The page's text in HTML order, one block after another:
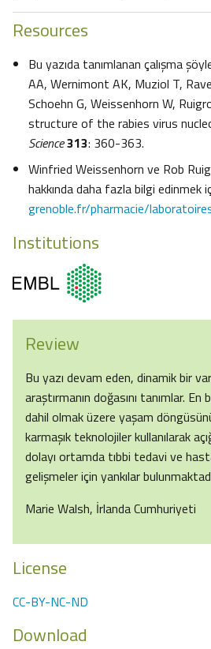
Resources
Bu yazıda tanımlanan çalışma
AA, Wernimont AK, Muziol T,
Schoehn G, Weissenhorn W,
structure of the rabies virus
Science313: 360-363.
Winfried Weissenhorn ve Rob
hakkında daha fazla bilgi edinmek
grenoble.fr/pharmacie/
Institutions
Review
Bu yazı devam eden, dinamik bir
araştırmanın doğasını tanımlar.
dahil olmak üzere yaşam
karmaşık teknolojiler kullanılarak
dolayı ortamda tıbbi tedavi ve
gelişmeler için yankılar
Marie Walsh, İrlanda Cumhuriyeti
License
CC-BY-NC-ND
Download